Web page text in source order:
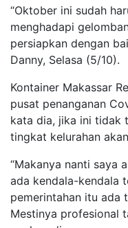
“Oktober ini sudah
menghadapi
persiapkan dengan
Danny, Selasa (5/10).
Kontainer Makassar
pusat penanganan
kata dia, jika ini tidak
tingkat kelurahan
“Makanya nanti saya
ada kendala-kendala
pemerintahan itu ada
Mestinya profesional